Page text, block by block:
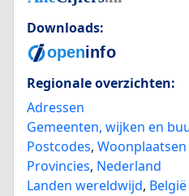
Downloads:
Regionale overzichten:
Adressen
Gemeenten, wijken en
Postcodes, Woonplaatsen
Provincies, Nederland
Landen wereldwijd,